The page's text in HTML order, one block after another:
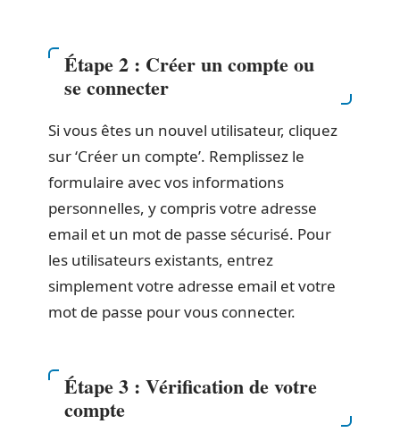
Étape 2 : Créer un compte ou
se connecter
Si vous êtes un nouvel utilisateur, cliquez
sur ‘Créer un compte’. Remplissez le
formulaire avec vos informations
personnelles, y compris votre adresse
email et un mot de passe sécurisé. Pour
les utilisateurs existants, entrez
simplement votre adresse email et votre
mot de passe pour vous connecter.
Étape 3 : Vérification de votre
compte